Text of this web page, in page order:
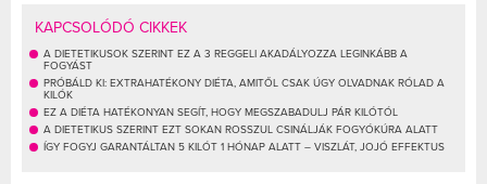
KAPCSOLÓDÓ CIKKEK
A DIETETIKUSOK SZERINT EZ A 3 REGGELI AKADÁLYOZZA LEGINKÁBB A
FOGYÁST
PRÓBÁLD KI: EXTRAHATÉKONY DIÉTA, AMITŐL CSAK ÚGY OLVADNAK RÓLAD A
KILÓK
EZ A DIÉTA HATÉKONYAN SEGÍT, HOGY MEGSZABADULJ PÁR KILÓTÓL
A DIETETIKUS SZERINT EZT SOKAN ROSSZUL CSINÁLJÁK FOGYÓKÚRA ALATT
ÍGY FOGYJ GARANTÁLTAN 5 KILÓT 1 HÓNAP ALATT – VISZLÁT, JOJÓ EFFEKTUS